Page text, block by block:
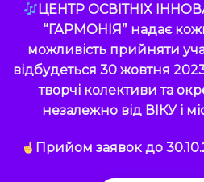
ЦЕНТР ОСВІТНІХ
“ГАРМОНІЯ” надає
можливість прийняти
відбудеться 30 жовтня
творчі колективи та
незалежно від ВІКУ і
Прийом заявок до